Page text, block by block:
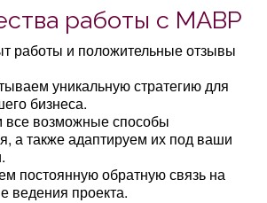
работы с МАВР
работы и положительные отзывы
уникальную стратегию для
бизнеса.
возможные способы
а также адаптируем их под ваши
постоянную обратную связь на
ведения проекта.